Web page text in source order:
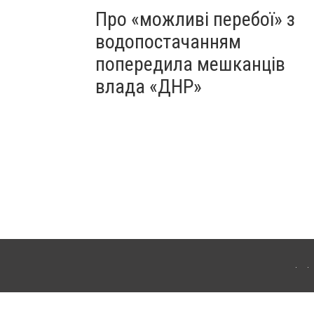
Про «можливі перебої» з
водопостачанням
попередила мешканців
влада «ДНР»